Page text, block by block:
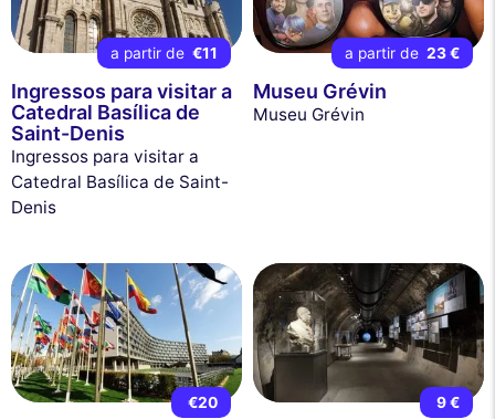
a partir de €11
Ingressos para visitar a
Catedral Basílica de
Saint-Denis
Ingressos para visitar a
Catedral Basílica de Saint-
Denis
a partir de 23 €
Museu Grévin
Museu Grévin
€20 9 €